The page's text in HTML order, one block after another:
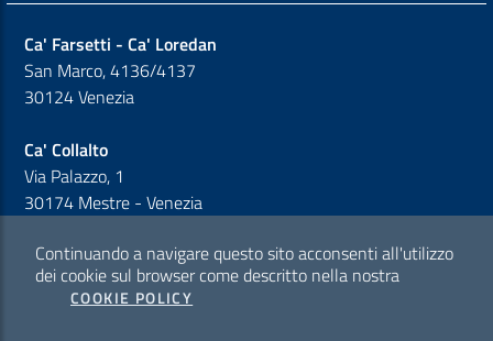
Ca' Farsetti - Ca' Loredan
San Marco, 4136/4137
30124 Venezia
Ca' Collalto
Via Palazzo, 1
30174 Mestre - Venezia
Sezione Link Policy
Cookie policy
Continuando a navigare questo sito acconsenti all'utilizzo
dei cookie sul browser come descritto nella nostra
COOKIE POLICY